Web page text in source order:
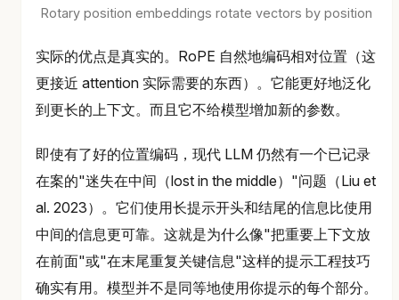
Rotary position embeddings rotate vectors by position
实际的优点是真实的。RoPE 自然地编码相对位置（这
更接近 attention 实际需要的东西）。它能更好地泛化
到更长的上下文。而且它不给模型增加新的参数。
即使有了好的位置编码，现代 LLM 仍然有一个已记录
在案的"迷失在中间（lost in the middle）"问题（Liu et
al. 2023）。它们使用长提示开头和结尾的信息比使用
中间的信息更可靠。这就是为什么像"把重要上下文放
在前面"或"在末尾重复关键信息"这样的提示工程技巧
确实有用。模型并不是同等地使用你提示的每个部分。